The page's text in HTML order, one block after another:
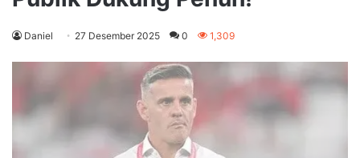
Daniel 27 Desember 2025 0 1,309